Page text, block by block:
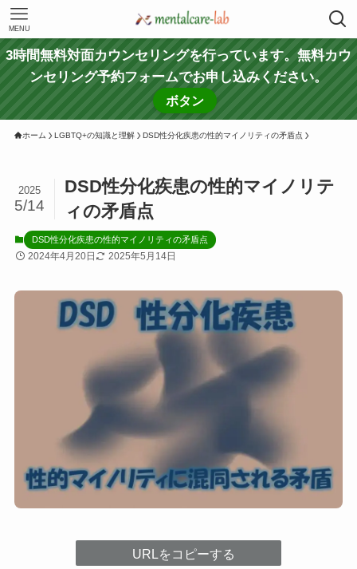
MENU
3時間無料対面カウンセリングを行っています。無料カウ
ンセリング予約フォームでお申し込みください。
ボタン
ホーム LGBTQ+の知識と理解 DSD性分化疾患の性的マイノリティの矛盾点
DSD性分化疾患の性的マイノリテ
ィの矛盾点
2025
5/14
DSD性分化疾患の性的マイノリティの矛盾点
2024年4月20日 2025年5月14日
URLをコピーする